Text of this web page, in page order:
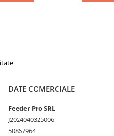
DATE COMERCIALE
Feeder Pro SRL
J2024040325006
50867964